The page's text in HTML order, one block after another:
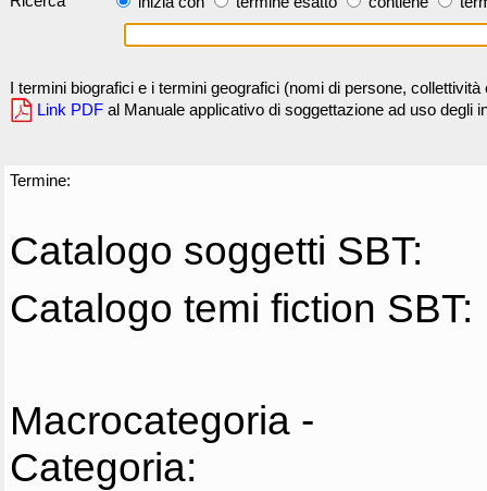
I termini biografici e i termini geografici (nomi di persone,
Link PDF al Manuale applicativo di soggettazione ad uso degli
Termine:
Catalogo soggetti SBT:
Catalogo temi fiction SBT:
Macrocategoria -
Categoria: